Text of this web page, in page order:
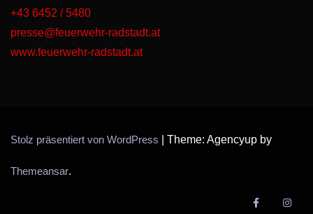
+43 6452 / 5480
presse@feuerwehr-radstadt.at
www.feuerwehr-radstadt.at
Stolz präsentiert von WordPress Theme: Agencyup by
Themeansar.